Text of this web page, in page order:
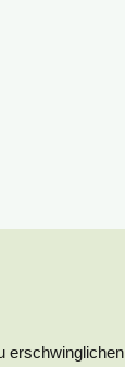
erschwinglichen